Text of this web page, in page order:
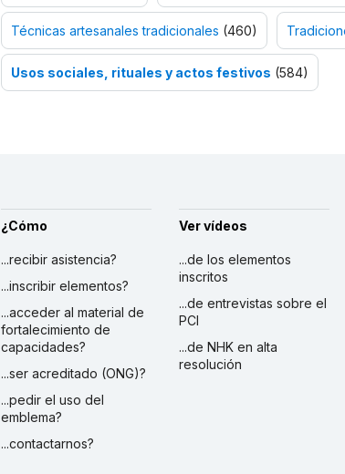
Técnicas artesanales tradicionales (460)
Usos sociales, rituales y actos festivos (584)
¿Cómo
...recibir asistencia?
...inscribir elementos?
...acceder al material de
fortalecimiento de
capacidades?
...ser acreditado (ONG)?
...pedir el uso del
emblema?
...contactarnos?
Ver vídeos
...de los elementos
inscritos
...de entrevistas sobre el
PCI
...de NHK en alta
resolución